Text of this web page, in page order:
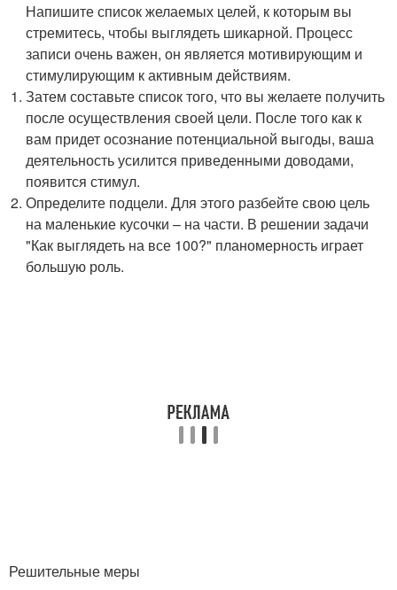
Напишите список желаемых целей, к которым вы
стремитесь, чтобы выглядеть шикарной. Процесс
записи очень важен, он является мотивирующим и
стимулирующим к активным действиям.
Затем составьте список того, что вы желаете получить
после осуществления своей цели. После того как к
вам придет осознание потенциальной выгоды, ваша
деятельность усилится приведенными доводами,
появится стимул.
Определите подцели. Для этого разбейте свою цель
на маленькие кусочки – на части. В решении задачи
"Как выглядеть на все 100?" планомерность играет
большую роль.
Решительные меры